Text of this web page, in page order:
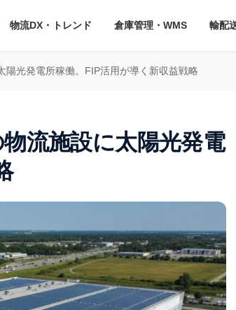
物流DX・トレンド 倉庫管理・WMS 輸配
陽光発電所稼働。FIP活用が導く新収益戦略
流施設に太陽光発電